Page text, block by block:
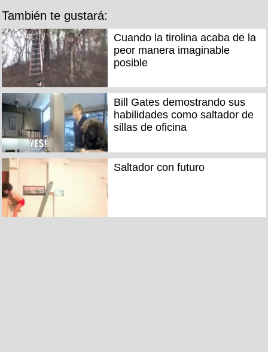
También te gustará:
Cuando la tirolina acaba de la
peor manera imaginable
posible
Bill Gates demostrando sus
habilidades como saltador de
sillas de oficina
Saltador con futuro